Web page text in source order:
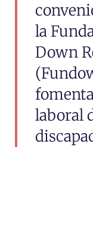
la
Down
laboral